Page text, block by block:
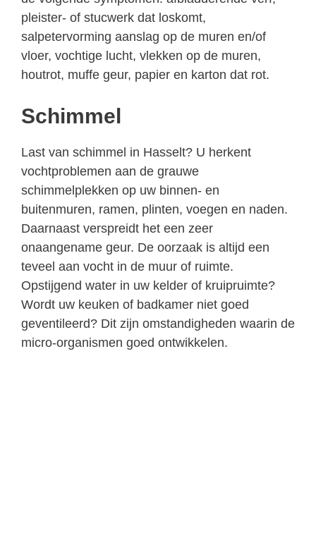
pleister- of stucwerk dat loskomt,
salpetervorming aanslag op de muren en/of
vloer, vochtige lucht, vlekken op de muren,
houtrot, muffe geur, papier en karton dat rot.
Schimmel
Last van schimmel in Hasselt? U herkent
vochtproblemen aan de grauwe
schimmelplekken op uw binnen- en
buitenmuren, ramen, plinten, voegen en naden.
Daarnaast verspreidt het een zeer
onaangename geur. De oorzaak is altijd een
teveel aan vocht in de muur of ruimte.
Opstijgend water in uw kelder of kruipruimte?
Wordt uw keuken of badkamer niet goed
geventileerd? Dit zijn omstandigheden waarin de
micro-organismen goed ontwikkelen.